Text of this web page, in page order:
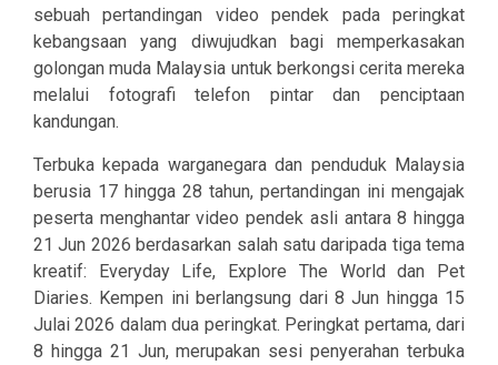
sebuah pertandingan video pendek pada peringkat
kebangsaan yang diwujudkan bagi memperkasakan
golongan muda Malaysia untuk berkongsi cerita mereka
melalui fotografi telefon pintar dan penciptaan
kandungan.
Terbuka kepada warganegara dan penduduk Malaysia
berusia 17 hingga 28 tahun, pertandingan ini mengajak
peserta menghantar video pendek asli antara 8 hingga
21 Jun 2026 berdasarkan salah satu daripada tiga tema
kreatif: Everyday Life, Explore The World dan Pet
Diaries. Kempen ini berlangsung dari 8 Jun hingga 15
Julai 2026 dalam dua peringkat. Peringkat pertama, dari
8 hingga 21 Jun, merupakan sesi penyerahan terbuka